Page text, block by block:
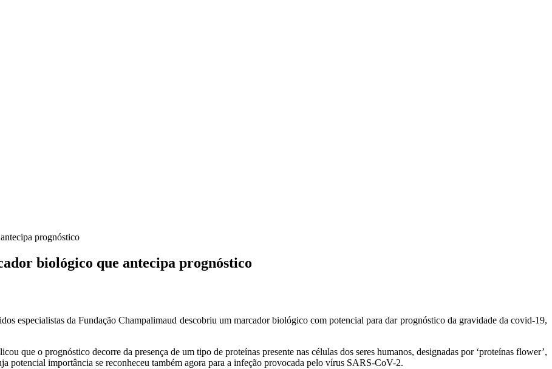
prognóstico
biológico que antecipa prognóstico
especialistas da Fundação Champalimaud descobriu um marcador biológico com potencial para dar prognóstico da gravidade da covid-19,
que o prognóstico decorre da presença de um tipo de proteínas presente nas células dos seres humanos, designadas por ‘proteínas flower’,
potencial importância se reconheceu também agora para a infeção provocada pelo vírus SARS-CoV-2.